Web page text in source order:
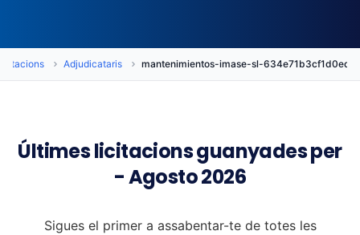
Adjudicataris mantenimientos-imase-sl-
Últimes licitacions guanyades per
- Agosto 2026
Sigues el primer a assabentar-te de totes les